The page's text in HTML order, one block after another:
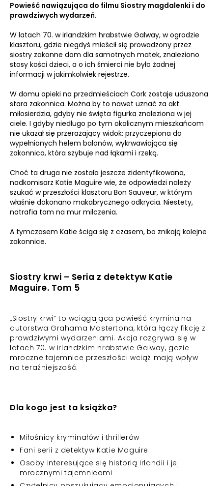
Powieść nawiązująca do filmu Siostry magdalenki i do
prawdziwych wydarzeń.
W latach 70. w irlandzkim hrabstwie Galway, w ogrodzie
klasztoru, gdzie niegdyś mieścił się prowadzony przez
siostry zakonne dom dla samotnych matek, znaleziono
stosy kości dzieci, a o ich śmierci nie było żadnej
informacji w jakimkolwiek rejestrze.
W domu opieki na przedmieściach Cork zostaje uduszona
stara zakonnica. Można by to nawet uznać za akt
miłosierdzia, gdyby nie święta figurka znaleziona w jej
ciele. I gdyby niedługo po tym okolicznym mieszkańcom
nie ukazał się przerażający widok: przyczepiona do
wypełnionych helem balonów, wykrwawiająca się
zakonnica, która szybuje nad łąkami i rzeką.
Choć ta druga nie została jeszcze zidentyfikowana,
nadkomisarz Katie Maguire wie, że odpowiedzi należy
szukać w przeszłości klasztoru Bon Sauveur, w którym
właśnie dokonano makabrycznego odkrycia. Niestety,
natrafia tam na mur milczenia.
A tymczasem Katie ściga się z czasem, bo znikają kolejne
zakonnice.
Siostry krwi – Seria z detektyw Katie
Maguire. Tom 5
„Siostry krwi” to wciągająca powieść kryminalna
autorstwa Grahama Mastertona, która łączy fikcję z
prawdziwymi wydarzeniami. Akcja rozgrywa się w
latach 70. w irlandzkim hrabstwie Galway, gdzie
mroczne tajemnice przeszłości wciąż mają wpływ
na teraźniejszość.
Dla kogo jest ta książka?
Miłośnicy kryminałów i thrillerów
Fani serii z detektyw Katie Maguire
Osoby interesujące się historią Irlandii i jej
mrocznymi tajemnicami